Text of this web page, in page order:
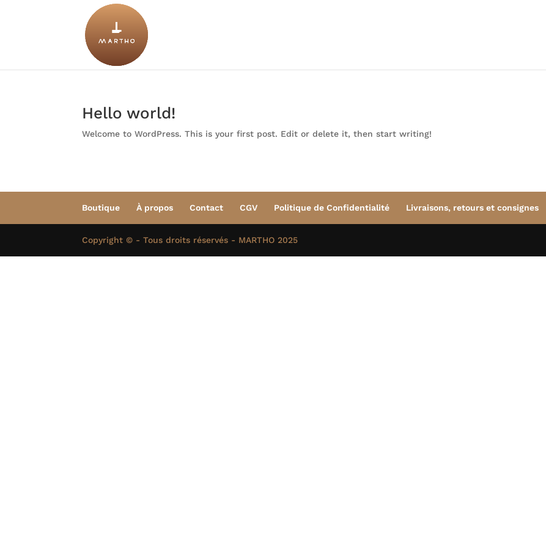
Hello world!
Welcome to WordPress. This is your first post. Edit or delete it, then start writing!
Boutique À propos Contact CGV Politique de Confidentialité Livraisons, retours et consignes
Copyright © - Tous droits réservés - MARTHO 2025